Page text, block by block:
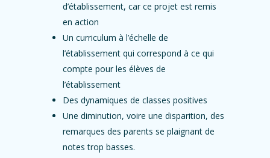
d’établissement, car ce projet est remis
en action
Un curriculum à l’échelle de
l’établissement qui correspond à ce qui
compte pour les élèves de
l’établissement
Des dynamiques de classes positives
Une diminution, voire une disparition, des
remarques des parents se plaignant de
notes trop basses.